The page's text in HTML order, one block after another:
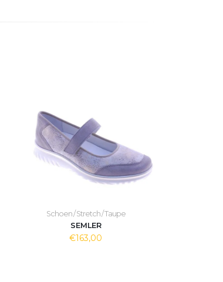
Schoen / Stretch / Taupe
SEMLER
€163,00